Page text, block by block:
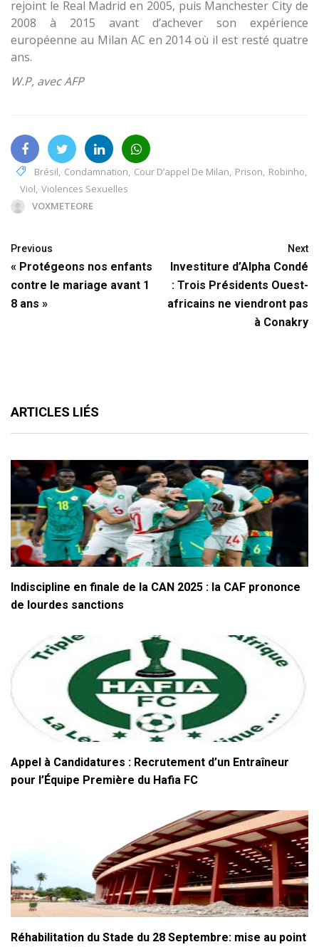
rejoint le Real Madrid en 2005, puis Manchester City de
2008 à 2015 avant d’achever son expérience
européenne au Milan AC en 2014 où il est resté quatre
ans.
W.P, avec AFP
Brésil, Condamnation, Cour D’appel De Milan, Prison, Robinho,
Viol, Violences Sexuelles
VOXMETEORE
Previous
« Protégeons nos enfants
contre le mariage avant 1
8 ans »
Next
Investiture d’Alpha Condé
: Trois Présidents Ouest-
africains ne viendront pas
à Conakry
ARTICLES LIÉS
Indiscipline en finale de la CAN 2025 : la CAF prononce
de lourdes sanctions
Appel à Candidatures : Recrutement d’un Entraîneur
pour l’Équipe Première du Hafia FC
Réhabilitation du Stade du 28 Septembre: mise au point